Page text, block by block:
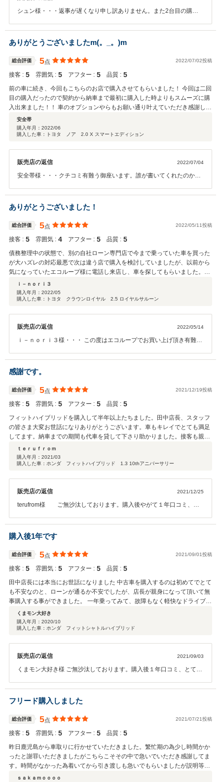
シュン様・・・返事が遅くなり申し訳ありません。また2台目の購入
シュンさんから全てお任せでのご依頼でしたので任せられるとツイツ
イ利益は二の次になってしまい仕入れてしまいました。本当に常識が
あり任せて頂いて誠実なお客様です。今後とも末長いお付き合いの
程、宜しくお願い致します。
ありがとうございましたm(。_。)m
総合評価 5点 2022/07/02投稿
接客 : 5 雰囲気 : 5 アフター : 5 品質 : 5
前の車に続き、今回もこちらのお店で購入させてもらいました！ 今回は二回
目の購入だったので契約から納車まで最初に購入した時よりもスムーズに購
入出来ました！！ 車のオプションやらもお願い通り叶えていただき感謝して
ます(^ー^) 代表も凄く人柄が良く何でも話やすかったです！！ ありがとうご
ざいました(^ー^)
安全帯
購入年月： 2022/06
購入した車：トヨタ ノア 2.0 X スマートエディション
販売店の返信 2022/07/04
安全帯様・・・クチコミ有難う御座います。誰が書いてくれたのか、
んてなかなか言えないので本当に本当に本当に感謝感激です♪当社では
強制的に超VIPなお客様に登録決定です。契約時から誠実な方だなー
ーと思っていましたが、最後の最後でノックアウトさせられちゃいま
した!!今度、ご飯でも御馳走させてください^ - ^車の事以外でも何でも
相談してくださいませ!!こう見えて結構、物知りなのでたまには連絡く
ださいね!本当にこの度は有難御座いました。
ありがとうございました！
総合評価 5点 2022/05/11投稿
接客 : 5 雰囲気 : 4 アフター : 5 品質 : 5
債務整理中の状態で、別の自社ローン専門店で今まで乗っていた車を買った
が大ハズレの対応最悪で次は違う店で購入を検討していましたが、以前から
気になっていたエコループ様に電話し来店し、車を探してもらいました。自
分の心読まれているのかと思うほど欲しい装備が付いた車両を見つけていた
だきました。 納車に関しては、自分の不注意が原因で、急遽納車を急いでし
てくださったことは本当に申し訳なく、感謝でいっぱいです。 自社ローン専
ｉ－ｎｏｒｉ３
購入年月： 2022/05
購入した車：トヨタ クラウンロイヤル 2.5 ロイヤルサルーン
販売店の返信 2022/05/14
ｉ－ｎｏｒｉ３様・・・ この度はエコループでお買い上げ頂き有難う
から適当な車を提供するのではなく当社は中古車では最高評価になる
４点評価でメンテナン履歴がしっかりしている車を厳選して仕入れて
いる為、なかなか見つからずお待たせする事もあり、申し訳なく思っ
ております。今後はお店の雰囲気が満点を頂ける様に改善していきた
いと思っております。この度は本当に有難う御座いました。
感謝です。
総合評価 5点 2021/12/19投稿
接客 : 5 雰囲気 : 5 アフター : 5 品質 : 5
フィットハイブリッドを購入して半年以上たちました。田中店長、スタッフ
の皆さま大変お世話になりありがとうございます。車もキレイでとても満足
してます。納車までの期間も代車を貸して下さり助かりました。接客も親切
で丁寧な対応でしたので、これから車購入を考えていらっしゃる方にオスス
メしたいお店です。
ｔｅｒｕｆｒｏｍ
購入年月： 2021/03
購入した車：ホンダ フィットハイブリッド 1.3 10thアニバーサリー
販売店の返信 2021/12/25
terufrom様 ご無沙汰しております。購入後やがて１年口コミ、と
書いて頂けるように精進していきます。今は店長ではないのですが現
場仕事も頑張ってます。terufrom様、お近くに来られた際はお立ち寄
りください。 田中
購入後1年です
総合評価 5点 2021/09/01投稿
接客 : 5 雰囲気 : 5 アフター : 5 品質 : 5
田中店長には本当にお世話になりました 中古車を購入するのは初めてでとて
も不安なのと、ローンが通るか不安でしたが、店長が親身になって頂いて無
事購入する事ができました。 一年乗ってみて、故障もなく軽快なドライブが
出来ています。 またエコループさんを利用して、素敵な車に出会いたいと思
います。 本当にありがとうございました!
くまモン大好き
購入年月： 2020/10
購入した車：ホンダ フィットシャトルハイブリッド
販売店の返信 2021/09/03
くまモン大好き様 ご無沙汰しております。購入後１年口コミ、とても
シャトルも含めてお元気ということですね。何よりです。くまモン大
好き様は当店からそんなに遠くはないのでたまにはお立ち寄りくださ
てくださいね。 田中
フリード購入しました
総合評価 5点 2021/07/21投稿
接客 : 5 雰囲気 : 5 アフター : 5 品質 : 5
昨日鹿児島から車取りに行かせていただきました。繁忙期の為少し時間かか
ったと謝罪いただきましたがこちらこそその中で急いでいただき感謝してま
す。時間がなかった為着いてから引き渡しも急いでもらいましたが説明等
色々丁寧にありがとうございます。帰り道妻もエコループにして良かったね
ｓａｋａｍｏｏｏｏ